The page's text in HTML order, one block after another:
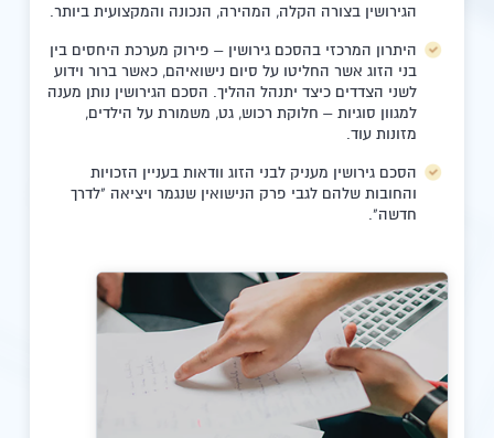
הגירושין בצורה הקלה, המהירה, הנכונה והמקצועית ביותר.
היתרון המרכזי בהסכם גירושין – פירוק מערכת היחסים בין
בני הזוג אשר החליטו על סיום נישואיהם, כאשר ברור וידוע
לשני הצדדים כיצד יתנהל ההליך. הסכם הגירושין נותן מענה
למגוון סוגיות – חלוקת רכוש, גט, משמורת על הילדים,
מזונות עוד.
הסכם גירושין מעניק לבני הזוג וודאות בעניין הזכויות
והחובות שלהם לגבי פרק הנישואין שנגמר ויציאה "לדרך
חדשה".